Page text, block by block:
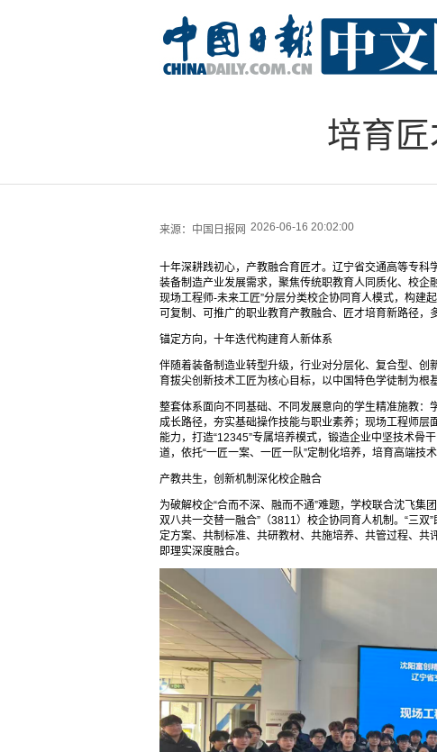
培育
来源： 中国日报网 2026-06-16 20:02:00
十年深耕践初心，产教融合育匠才。辽宁省交通高等专
装备制造产业发展需求，聚焦传统职教育人同质化、校
现场工程师-未来工匠”分层分类校企协同育人模式，构建
可复制、可推广的职业教育产教融合、匠才培育新路径，
锚定方向，十年迭代构建育人新体系
伴随着装备制造业转型升级，行业对分层化、复合型、
育拔尖创新技术工匠为核心目标，以中国特色学徒制为根
整套体系面向不同基础、不同发展意向的学生精准施教
成长路径，夯实基础操作技能与职业素养；现场工程师
能力，打造“12345”专属培养模式，锻造企业中坚技术骨
道，依托“一匠一案、一匠一队”定制化培养，培育高端技术
产教共生，创新机制深化校企融合
为破解校企“合而不深、融而不通”难题，学校联合沈飞集
双八共一交替一融合”（3811）校企协同育人机制。“三双
定方案、共制标准、共研教材、共施培养、共管过程、共
即理实深度融合。